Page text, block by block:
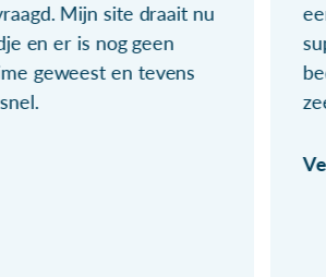
Mijn site draait nu
en er is nog geen
geweest en tevens